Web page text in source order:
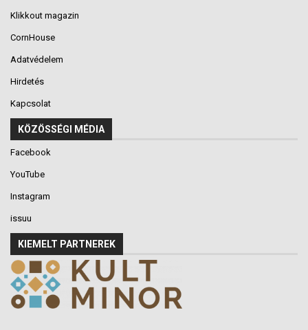
Klikkout magazin
CornHouse
Adatvédelem
Hirdetés
Kapcsolat
KÖZÖSSÉGI MÉDIA
Facebook
YouTube
Instagram
issuu
KIEMELT PARTNEREK